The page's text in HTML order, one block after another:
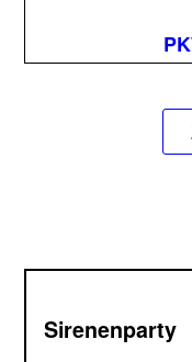
Sirenenparty